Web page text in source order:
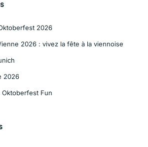
2026
2026 : vivez la fête à la viennoise
2026
Fun